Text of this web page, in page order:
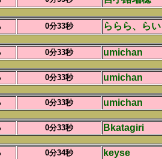
0分33秒 ららら、らい
0分33秒 umichan
0分33秒 umichan
0分33秒 umichan
0分33秒 Bkatagiri
0分34秒 keyse